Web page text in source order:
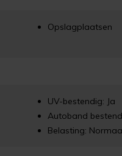
Opslagplaatsen
UV-bestendig: Ja
Autoband
Belasting: